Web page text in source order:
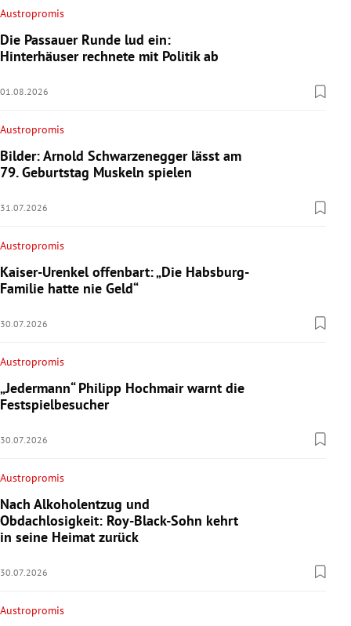
Austropromis
Die Passauer Runde lud ein:
Hinterhäuser rechnete mit Politik ab
01.08.2026
Austropromis
Bilder: Arnold Schwarzenegger lässt am
79. Geburtstag Muskeln spielen
31.07.2026
Austropromis
Kaiser-Urenkel offenbart: „Die Habsburg-
Familie hatte nie Geld“
30.07.2026
Austropromis
„Jedermann“ Philipp Hochmair warnt die
Festspielbesucher
30.07.2026
Austropromis
Nach Alkoholentzug und
Obdachlosigkeit: Roy-Black-Sohn kehrt
in seine Heimat zurück
30.07.2026
Austropromis